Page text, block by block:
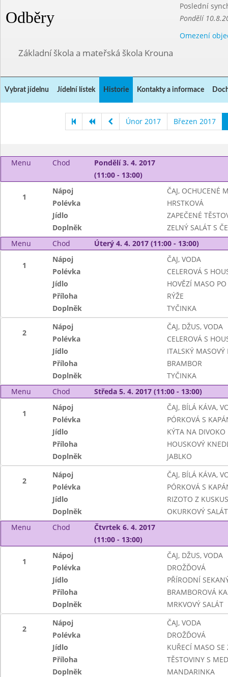
Odběry
Poslední
Pondělí
Omezení
Základní škola a mateřská škola Krouna
Vybrat jídelnu Jídelní lístek Historie Kontakty a informace
Únor 2017 Březen 2017
Menu Chod
Pondělí 3. 4. 2017
(11:00 - 13:00)
1
Nápoj
ČAJ, OCHUCENÉ
Polévka
HRSTKOVÁ
Jídlo
ZAPEČENÉ
Doplněk
ZELNÝ SALÁT S
Menu
Chod Úterý 4. 4. 2017 (11:00 - 13:00)
1
Nápoj
ČAJ, VODA
Polévka
CELEROVÁ S
Jídlo
HOVĚZÍ MASO
Příloha
RÝŽE
Doplněk
TYČINKA
2
Nápoj
ČAJ, DŽUS, VODA
Polévka
CELEROVÁ S
Jídlo
ITALSKÝ MASOVÝ
Příloha
BRAMBOR
Doplněk
TYČINKA
Menu
Chod Středa 5. 4. 2017 (11:00 - 13:00)
1
Nápoj
ČAJ, BÍLÁ KÁVA,
Polévka
PÓRKOVÁ S
Jídlo
KÝTA NA DIVOKO
Příloha
HOUSKOVÝ
Doplněk
JABLKO
2
Nápoj
ČAJ, BÍLÁ KÁVA,
Polévka
PÓRKOVÁ S
Jídlo
RIZOTO Z
Doplněk
OKURKOVÝ
Menu
Chod
Čtvrtek 6. 4. 2017
(11:00 - 13:00)
1
Nápoj
ČAJ, DŽUS, VODA
Polévka
DROŽĎOVÁ
Jídlo
PŘÍRODNÍ
Příloha
BRAMBOROVÁ
Doplněk
MRKVOVÝ SALÁT
2
Nápoj
ČAJ, VODA
Polévka
DROŽĎOVÁ
Jídlo
KUŘECÍ MASO
Příloha
TĚSTOVINY S
Doplněk
MANDARINKA